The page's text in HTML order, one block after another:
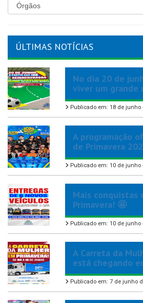
ÚLTIMAS NOTÍCIAS
No dia 20 de
viver um grande
Publicado em: 18 de junho
A programação
de Primavera
Publicado em: 10 de junho
Mais conquistas
Primavera! 🤩
Publicado em: 10 de junho
A Carreta da
está chegando
Publicado em: 7 de junho